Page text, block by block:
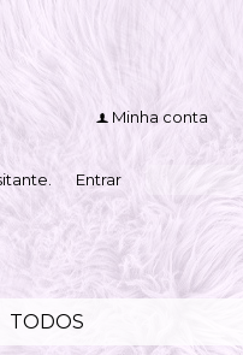
f Minha conta
Entrar
TODOS